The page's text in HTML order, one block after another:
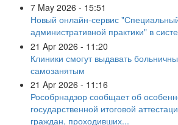
7 May 2026 - 15:51
Новый онлайн-сервис
административной практики" в
21 Apr 2026 - 11:20
Клиники смогут выдавать
самозанятым
21 Apr 2026 - 11:16
Рособрнадзор сообщает об
государственной итоговой
граждан, проходивших...